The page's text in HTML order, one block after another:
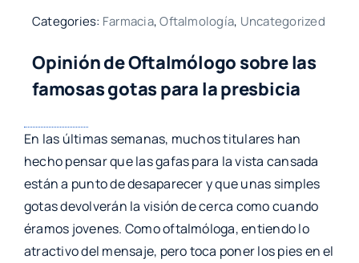
Categories: Farmacia,Oftalmología, Uncategorized
Opinión de Oftalmólogo sobre las
famosas gotas para la presbicia
En las últimas semanas, muchos titulares han
hecho pensar que las gafas para la vista cansada
están a punto de desaparecer y que unas simples
gotas devolverán la visión de cerca como cuando
éramos jovenes. Como oftalmóloga, entiendo lo
atractivo del mensaje, pero toca poner los pies en el